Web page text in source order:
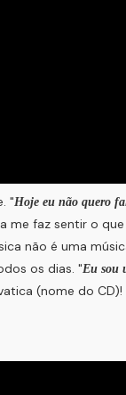
"Hoje eu não quero
me faz sentir o que
não é uma
os dias. "Eu sou
(nome do CD)!